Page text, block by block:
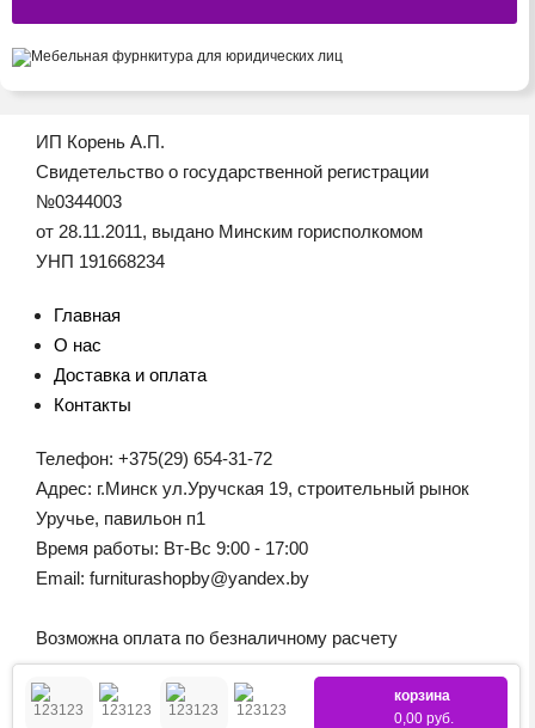
ИП Корень А.П.
Свидетельство о государственной регистрации
№0344003
от 28.11.2011, выдано Минским горисполкомом
УНП 191668234
Главная
О нас
Доставка и оплата
Контакты
Телефон: +375(29) 654-31-72
Адрес: г.Минск ул.Уручская 19, строительный рынок
Уручье, павильон п1
Время работы: Вт-Вс 9:00 - 17:00
Email: furniturashopby@yandex.by
Возможна оплата по безналичному расчету
© 2026 Boyard
корзина
0,00 руб.